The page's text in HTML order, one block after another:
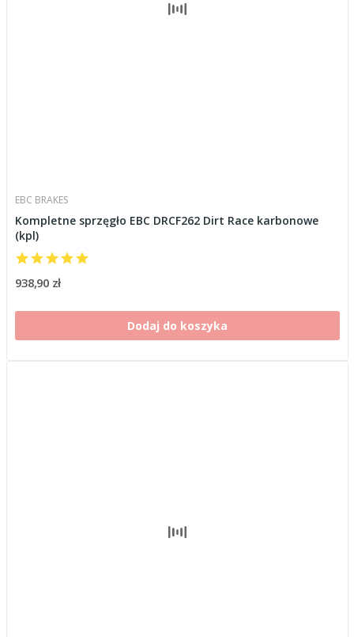
EBC BRAKES
Kompletne sprzęgło EBC DRCF262 Dirt Race karbonowe
(kpl)
938,90 zł
Dodaj do koszyka